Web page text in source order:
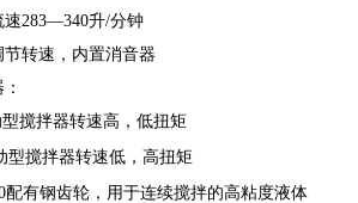
速283—340升/分钟
转速，内置消音器
搅拌器转速高，低扭矩
型搅拌器转速低，高扭矩
配有钢齿轮，用于连续搅拌的高粘度液体